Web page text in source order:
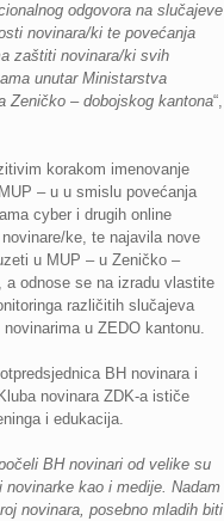
odgovora na slučajeve
novinara/ki te povećanja
zaštiti novinara/ki svih
unutar Ministarstva
Zeničko – dobojskog kantona“,
korakom imenovanje
– u u smislu povećanja
cyber i drugih online
ke, te najavila nove
u MUP – u Zeničko –
a odnose se na izradu vlastite
različitih slučajeva
u ZEDO kantonu.
BH novinara i
novinara ZDK-a ističe
i edukacija.
BH novinari od velike su
novinarke kao i medije. Nadam
novinara, posebno mladih biti